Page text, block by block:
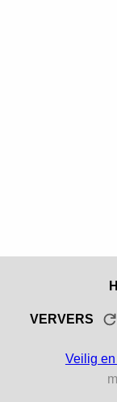
VERVERS
Veilig